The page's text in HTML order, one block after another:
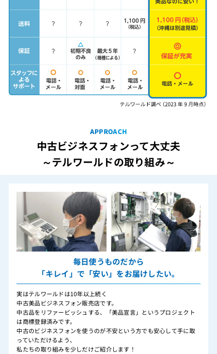
APPROACH
中古ビジネスフォンって大丈夫
～テルワールドの取り組み～
毎日使うものだから
「キレイ」で「安い」をお届けしたい。
実はテルワールドは10年以上続く
中古美品ビジネスフォン販売店です。
中古品をリファービッシュする、「美品宣言」というプロジェクト
は商標登録済みです。
中古のビジネスフォンを使うのが不安という方でも安心して手に取
っていただけるよう、
私たちの取り組みを少しだけご紹介します！